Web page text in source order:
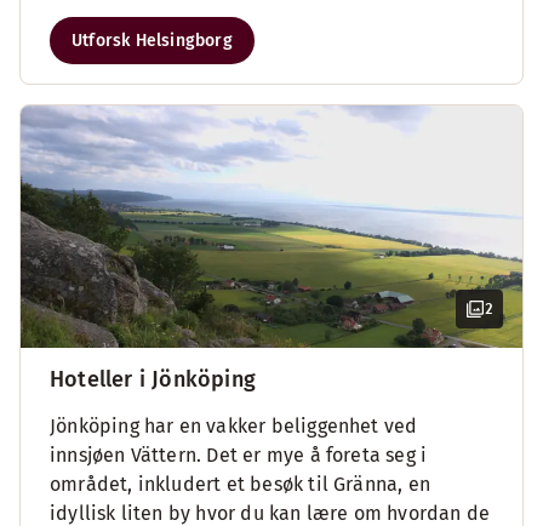
Utforsk Helsingborg
2
Hoteller i Jönköping
Jönköping har en vakker beliggenhet ved
innsjøen Vättern. Det er mye å foreta seg i
området, inkludert et besøk til Gränna, en
idyllisk liten by hvor du kan lære om hvordan de